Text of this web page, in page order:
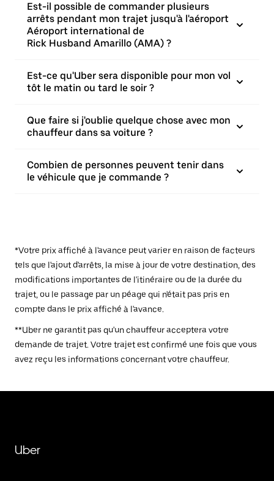
Est-il possible de commander plusieurs
arrêts pendant mon trajet jusqu'à l'aéroport
Aéroport international de
Rick Husband Amarillo (AMA) ?
Est-ce qu'Uber sera disponible pour mon vol
tôt le matin ou tard le soir ?
Que faire si j'oublie quelque chose avec mon
chauffeur dans sa voiture ?
Combien de personnes peuvent tenir dans
le véhicule que je commande ?
*Votre prix affiché à l'avance peut varier en raison de facteurs
tels que l'ajout d'arrêts, la mise à jour de votre destination, des
modifications importantes de l'itinéraire ou de la durée du
trajet, ou le passage par un péage qui n'était pas pris en
compte dans le prix affiché à l'avance.
**Uber ne garantit pas qu'un chauffeur acceptera votre
demande de trajet. Votre trajet est confirmé une fois que vous
avez reçu les informations concernant votre chauffeur.
Uber